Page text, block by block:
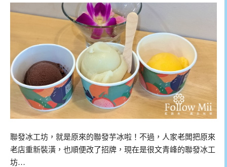
聯發冰工坊，就是原來的聯發芋冰啦！不過，人家老闆把原來
老店重新裝潢，也順便改了招牌，現在是很文青峰的聯發冰工
坊…